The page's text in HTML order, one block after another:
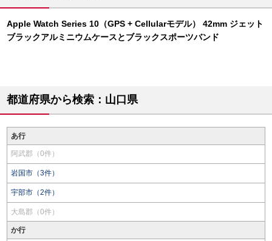
Apple Watch Series 10（GPS + Cellularモデル） 42mm ジェット
ブラックアルミニウムケースとブラックスポーツバンド
都道府県から検索：山口県
あ行
阿武郡（0件）
岩国市（3件）
宇部市（2件）
大島郡（0件）
か行